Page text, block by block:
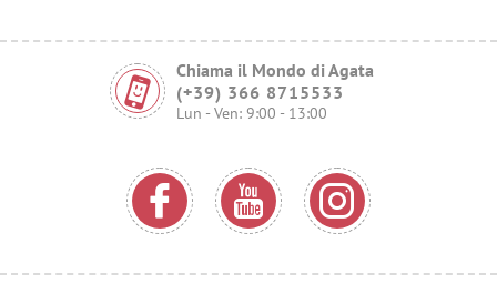
Chiama il Mondo di Agata
(+39) 366 8715533
Lun - Ven: 9:00 - 13:00